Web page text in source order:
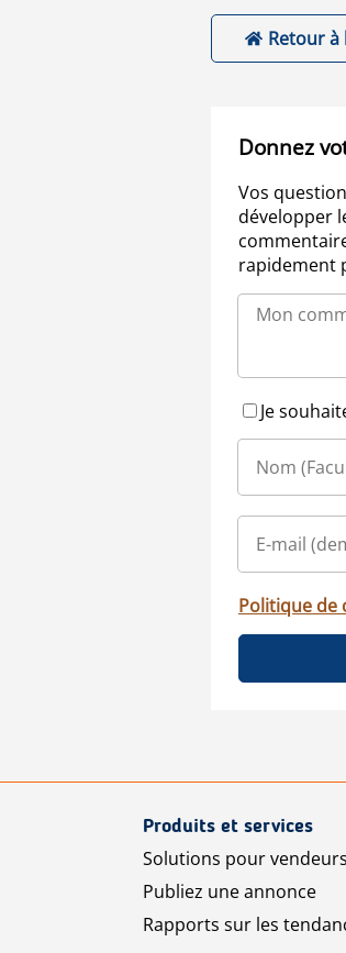
Retour à
Donnez
Vos
développer
rapidement
Je
Politique de
Produits et services
Solutions pour vendeurs
Publiez une annonce
Rapports sur les